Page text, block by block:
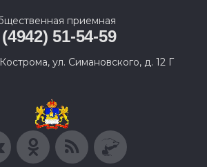
приемная
51-54-59
ул. Симановского, д. 12 Г